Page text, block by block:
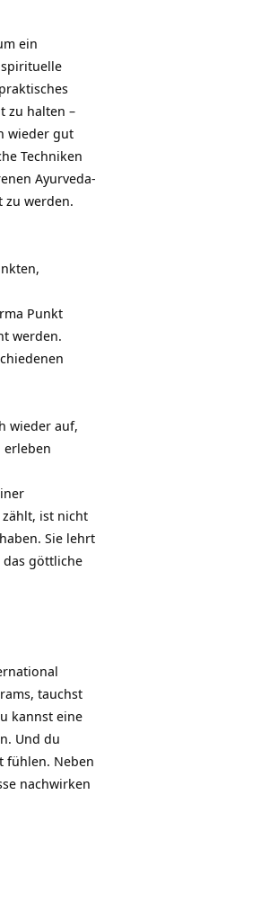
ein
zu halten –
wieder gut
Techniken
Ayurveda-
zu werden.
Punkt
werden.
wieder auf,
zählt, ist nicht
Sie lehrt
das göttliche
tauchst
kannst eine
Und du
fühlen. Neben
nachwirken